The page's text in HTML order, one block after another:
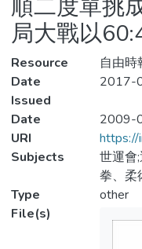
順二度單挑
局大戰以
Resource
自由時
Date
Issued
2017-
Date
2009-
URI
Subjects
世運會
拳、柔
Type
other
File(s)